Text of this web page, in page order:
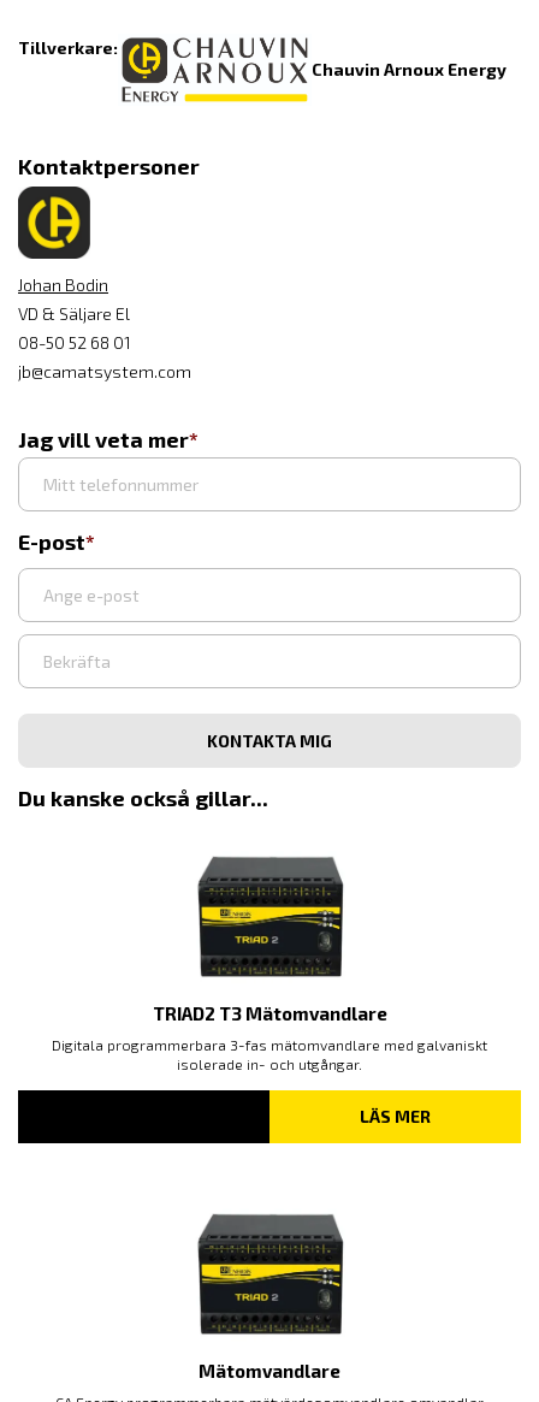
Tillverkare:
Chauvin Arnoux Energy
Kontaktpersoner
Johan Bodin
VD & Säljare El
08-50 52 68 01
jb@camatsystem.com
Jag vill veta mer
E-post
Ange
e-
Bekräfta
post
Du kanske också gillar...
TRIAD2 T3 Mätomvandlare
Digitala programmerbara 3-fas mätomvandlare med galvaniskt
isolerade in- och utgångar.
LÄS MER
Mätomvandlare